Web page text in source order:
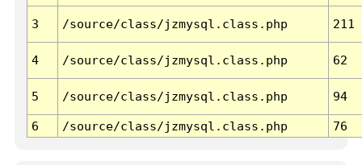
3 /source/class/jzmysql.class.php 211
4 /source/class/jzmysql.class.php 62
5 /source/class/jzmysql.class.php 94
6 /source/class/jzmysql.class.php 76